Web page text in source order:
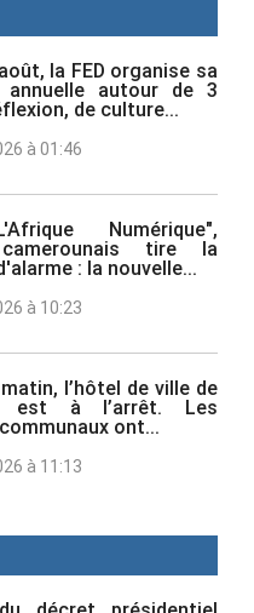
la FED organise sa
annuelle autour de 3
de culture...
à 01:46
Numérique",
tire la
: la nouvelle...
à 10:23
l’hôtel de ville de
est à l’arrêt. Les
ont...
à 11:13